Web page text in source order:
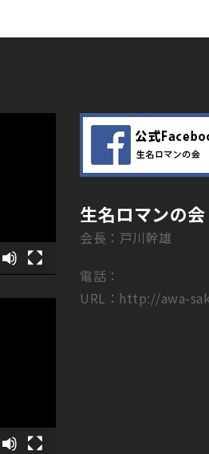
生名ロマンの会
会長：戸川幹雄
電話：
URL： http://awa-